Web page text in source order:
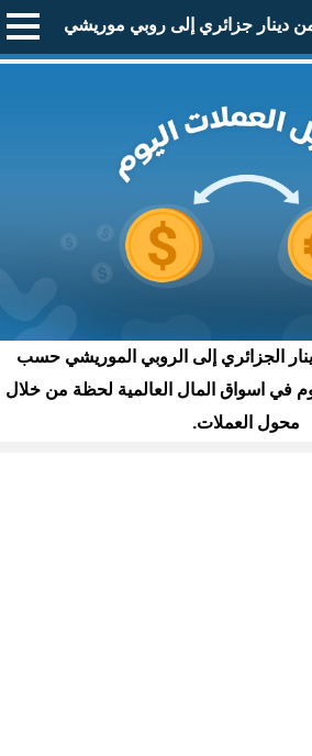
دينار جزائري إلى روبي موريشي
الجزائري إلى الروبي الموريشي حسب
في اسواق المال العالمية لحظة من خلال
محول العملات.